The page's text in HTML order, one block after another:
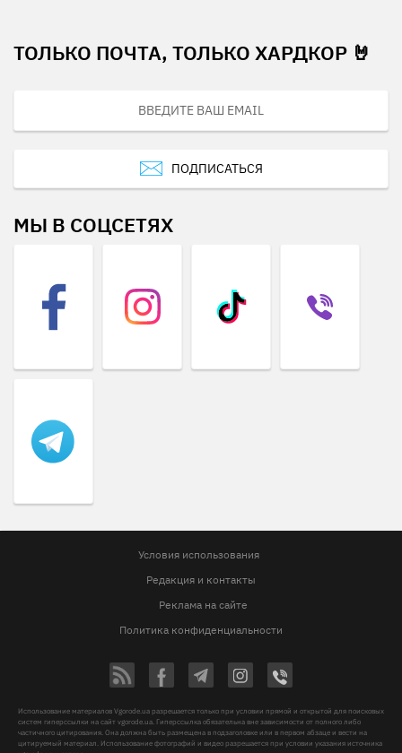
ТОЛЬКО ПОЧТА, ТОЛЬКО ХАРДКОР 🤘
ПОДПИСАТЬСЯ
МЫ В СОЦСЕТЯХ
Условия использования
Редакция и контакты
Реклама на сайте
Политика конфиденциальности
Использование материалов Vgorode.ua разрешается только при условии прямой и открытой для поисковых
систем гиперссылки на сайт vgorode.ua. Гиперссылка обязательна вне зависимости от полного либо
частичного цитирования. Она должна быть размещена в подзаголовке или в первом абзаце и вести на
цитируемый материал. Использование фотографий и видео разрешается при условии указания источника